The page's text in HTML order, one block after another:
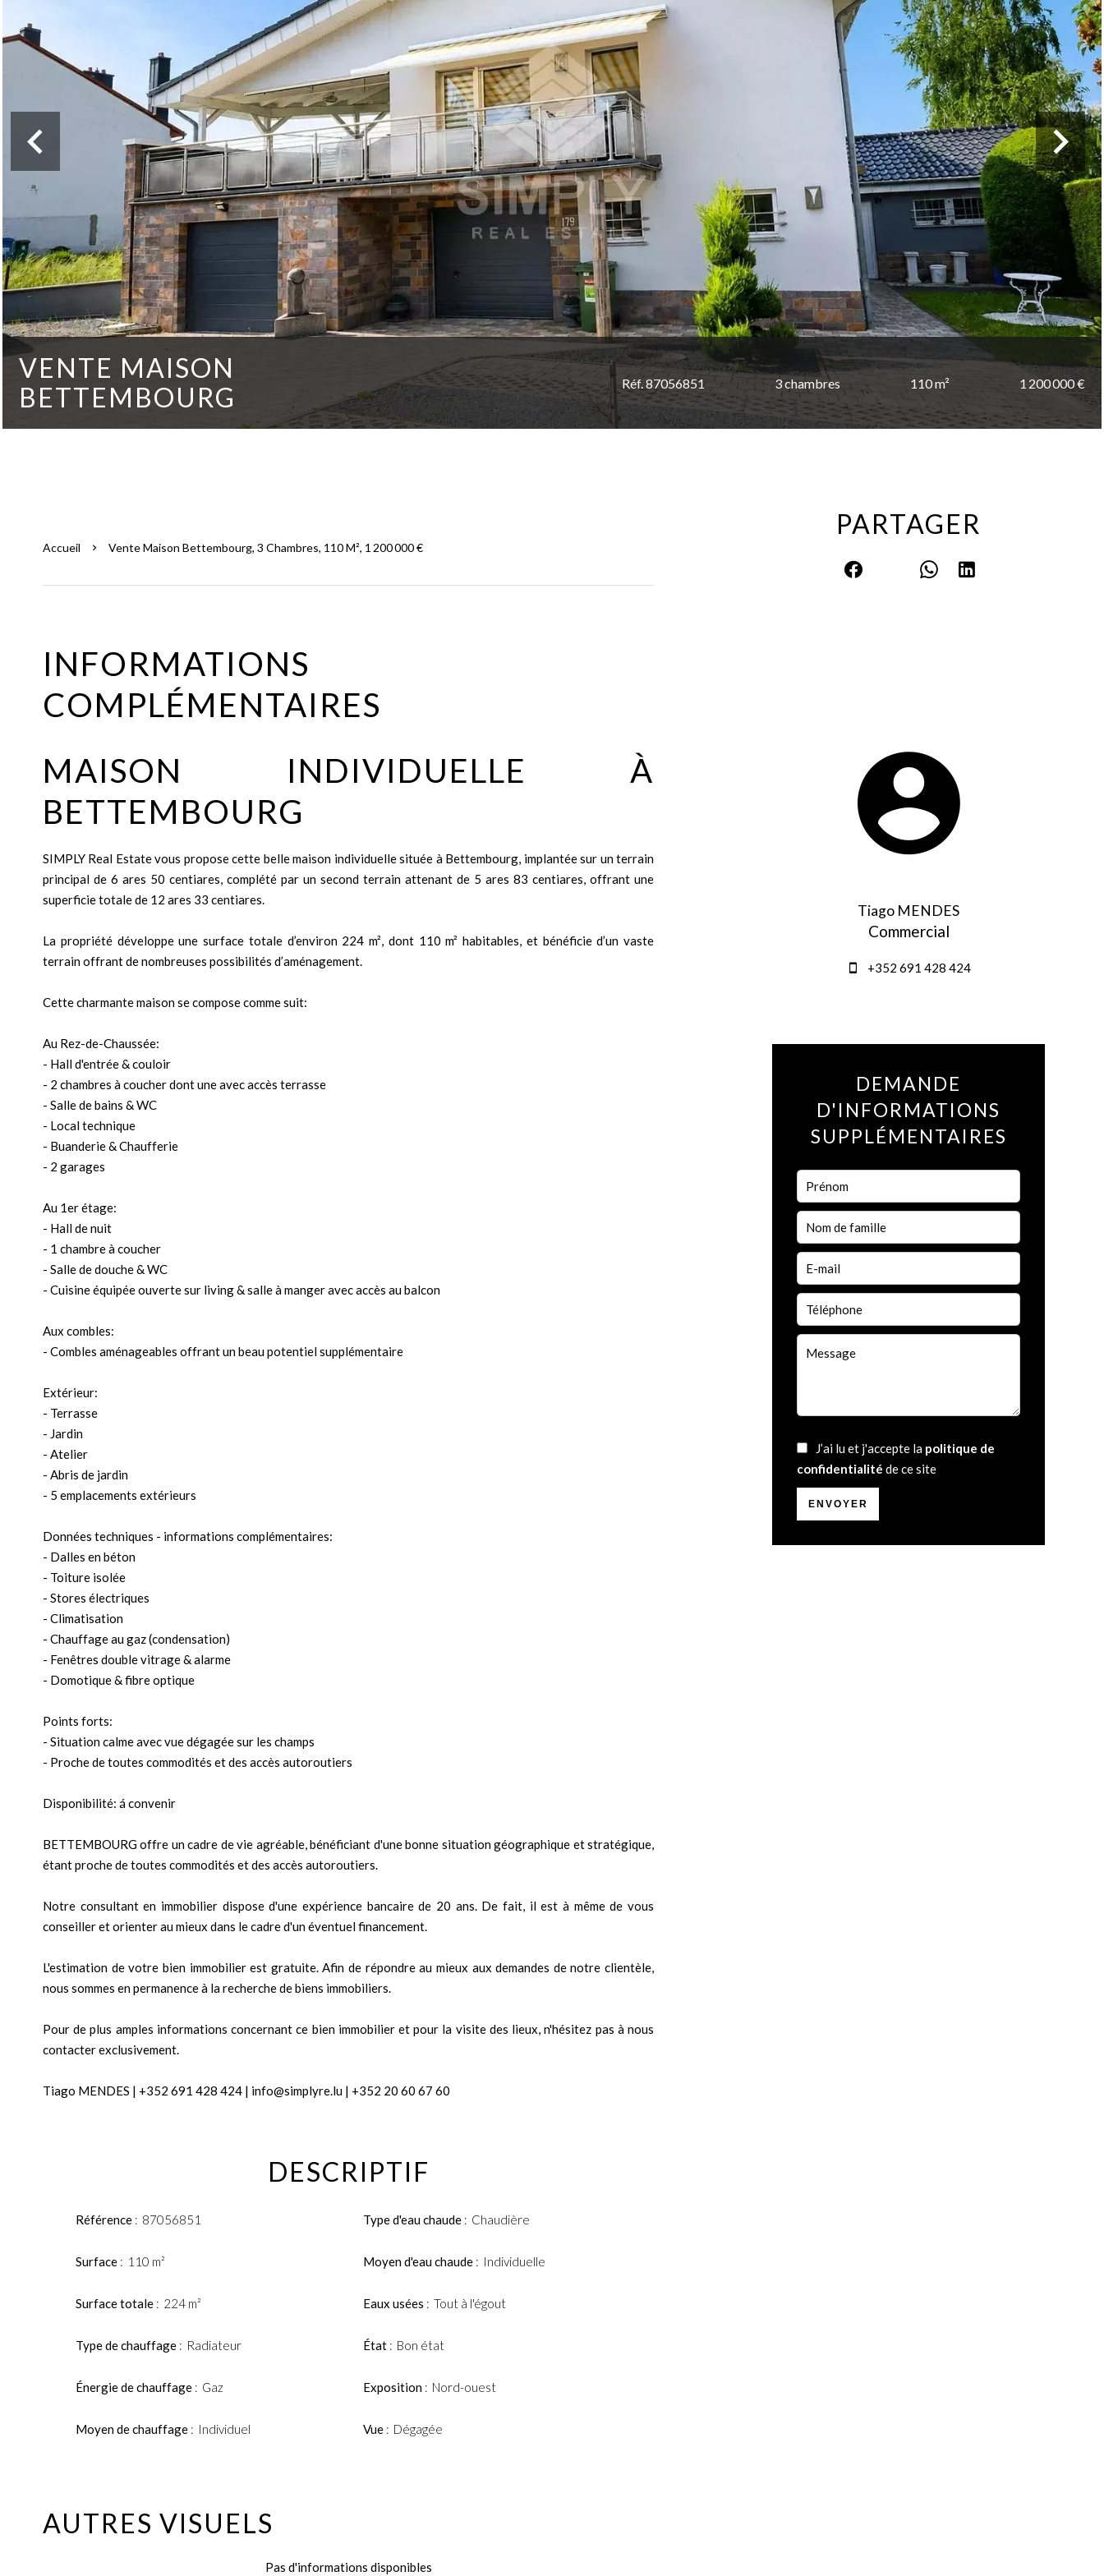
VENTE MAISON
BETTEMBOURG
Réf. 87056851 3 chambres 110 m² 1 200 000 €
Accueil Vente Maison Bettembourg, 3 Chambres, 110 M², 1 200 000 €
INFORMATIONS
COMPLÉMENTAIRES
MAISON INDIVIDUELLE À
BETTEMBOURG
SIMPLY Real Estate vous propose cette belle maison individuelle située à Bettembourg, implantée sur un terrain
principal de 6 ares 50 centiares, complété par un second terrain attenant de 5 ares 83 centiares, offrant une
superficie totale de 12 ares 33 centiares.
La propriété développe une surface totale d’environ 224 m², dont 110 m² habitables, et bénéficie d’un vaste
terrain offrant de nombreuses possibilités d’aménagement.
Cette charmante maison se compose comme suit:
Au Rez-de-Chaussée:
- Hall d'entrée & couloir
- 2 chambres à coucher dont une avec accès terrasse
- Salle de bains & WC
- Local technique
- Buanderie & Chaufferie
- 2 garages
Au 1er étage:
- Hall de nuit
- 1 chambre à coucher
- Salle de douche & WC
- Cuisine équipée ouverte sur living & salle à manger avec accès au balcon
Aux combles:
- Combles aménageables offrant un beau potentiel supplémentaire
Extérieur:
- Terrasse
- Jardin
- Atelier
- Abris de jardin
- 5 emplacements extérieurs
Données techniques - informations complémentaires:
- Dalles en béton
- Toiture isolée
- Stores électriques
- Climatisation
- Chauffage au gaz (condensation)
- Fenêtres double vitrage & alarme
- Domotique & fibre optique
Points forts:
- Situation calme avec vue dégagée sur les champs
- Proche de toutes commodités et des accès autoroutiers
Disponibilité: á convenir
BETTEMBOURG offre un cadre de vie agréable, bénéficiant d'une bonne situation géographique et stratégique,
étant proche de toutes commodités et des accès autoroutiers.
Notre consultant en immobilier dispose d'une expérience bancaire de 20 ans. De fait, il est à même de vous
conseiller et orienter au mieux dans le cadre d'un éventuel financement.
L'estimation de votre bien immobilier est gratuite. Afin de répondre au mieux aux demandes de notre clientèle,
nous sommes en permanence à la recherche de biens immobiliers.
Pour de plus amples informations concernant ce bien immobilier et pour la visite des lieux, n'hésitez pas à nous
contacter exclusivement.
Tiago MENDES | +352 691 428 424 | info@simplyre.lu | +352 20 60 67 60
DESCRIPTIF
Référence 87056851
Surface 110 m²
Surface totale 224 m²
Type de chauffage Radiateur
Énergie de chauffage Gaz
Moyen de chauffage Individuel
Type d'eau chaude Chaudière
Moyen d'eau chaude Individuelle
Eaux usées Tout à l'égout
État Bon état
Exposition Nord-ouest
Vue Dégagée
AUTRES VISUELS
Pas d'informations disponibles
PARTAGER
Tiago MENDES
Commercial
+352 691 428 424
DEMANDE
D'INFORMATIONS
SUPPLÉMENTAIRES
J’ai lu et j'accepte la politique de
confidentialité de ce site
ENVOYER